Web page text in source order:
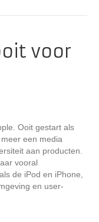
voor
Ooit gestart als
een media
aan producten.
vooral
de iPod en iPhone,
en user-